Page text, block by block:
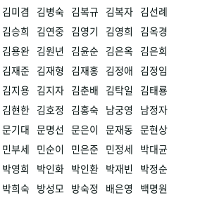
김미겸 김병숙 김복규 김복자 김선례
김승희 김연중 김영기 김영희
김옥경
김용완 김원년 김윤순 김은옥 김은희
김재준 김재형 김재홍 김정애 김정임
김지용 김지자 김춘배 김탁일
김태룡
김현한 김호정 김홍숙 남궁영
남정자
문기대 문명선 문은이 문재동 문현상
민부세 민순이 민은준 민정세 박대균
박영희 박인화 박인환 박재빈
박정순
박희숙 방성모 방숙정 배은영
백명원